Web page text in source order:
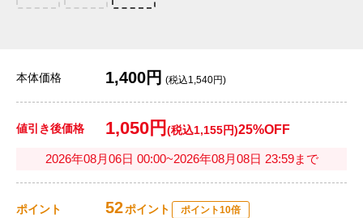
本体価格 1,400円 (税込1,540円)
値引き後価格 1,050円 (税込1,155円)25%OFF
2026年08月06日 00:00~2026年08月08日 23:59まで
ポイント 52ポイント ポイント10倍